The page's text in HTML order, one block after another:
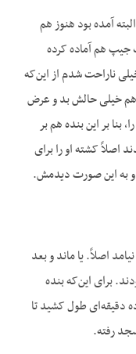
آمده بود هنوز هم
جیپ هم آماده کرده
ناراحت شدم از این‌که
خیلی حالش بد و عرض
بنا بر این بنده هم بر
کشته او را برای
و به این صورت دیدمش.
اصلاً. یا ماند و بعد
برای این‌که بنده
دقیقه‌ای طول کشید تا
رفته.